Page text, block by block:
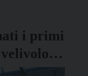
i primi